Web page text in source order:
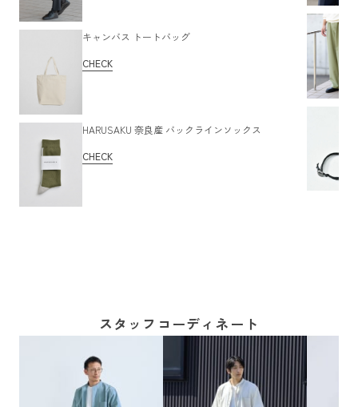
キャンバス トートバッグ
CHECK
HARUSAKU 奈良産 バックラインソックス
CHECK
スタッフコーディネート